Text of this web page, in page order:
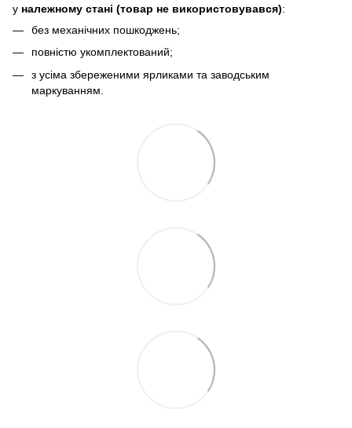
у належному стані (товар не використовувався):
без механічних пошкоджень;
повністю укомплектований;
з усіма збереженими ярликами та заводським
маркуванням.